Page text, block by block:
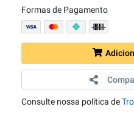
Formas de Pagamento
Consulte nossa política de